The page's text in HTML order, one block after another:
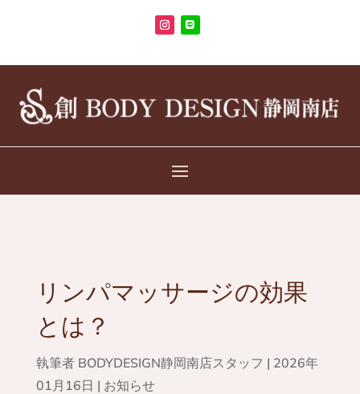
リンパマッサージの効果
とは？
執筆者 BODYDESIGN静岡南店スタッフ | 2026年
01月16日 | お知らせ